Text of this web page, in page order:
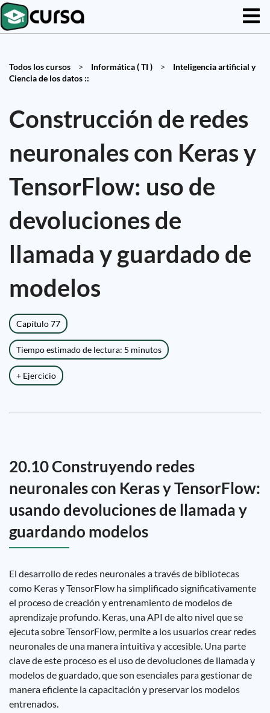
Todos los cursos > Informática ( TI ) >
Inteligencia artificial y
Ciencia de los datos ::
Construcción de redes
neuronales con Keras y
TensorFlow: uso de
devoluciones de
llamada y guardado de
modelos
Capítulo 77
Tiempo estimado de lectura: 5 minutos
+ Ejercicio
20.10 Construyendo redes
neuronales con Keras y TensorFlow:
usando devoluciones de llamada y
guardando modelos
El desarrollo de redes neuronales a través de bibliotecas
como Keras y TensorFlow ha simplificado significativamente
el proceso de creación y entrenamiento de modelos de
aprendizaje profundo. Keras, una API de alto nivel que se
ejecuta sobre TensorFlow, permite a los usuarios crear redes
neuronales de una manera intuitiva y accesible. Una parte
clave de este proceso es el uso de devoluciones de llamada y
modelos de guardado, que son esenciales para gestionar de
manera eficiente la capacitación y preservar los modelos
entrenados.